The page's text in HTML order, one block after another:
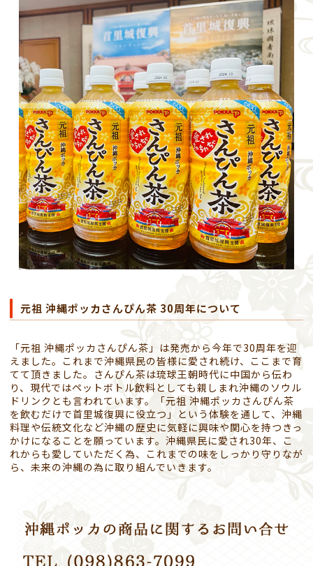
元祖 沖縄ポッカさんぴん茶 30周年について
「元祖 沖縄ポッカさんぴん茶」は発売から今年で30周年を迎
えました。これまで沖縄県民の皆様に愛され続け、ここまで育
てて頂きました。さんぴん茶は琉球王朝時代に中国から伝わ
り、現代ではペットボトル飲料としても親しまれ沖縄のソウル
ドリンクとも言われています。「元祖 沖縄ポッカさんぴん茶
を飲むだけで首里城復興に役立つ」という体験を通して、沖縄
料理や伝統文化など沖縄の歴史に気軽に興味や関心を持つきっ
かけになることを願っています。沖縄県民に愛され30年、こ
れからも愛していただく為、これまでの味をしっかり守りなが
ら、未来の沖縄の為に取り組んでいきます。